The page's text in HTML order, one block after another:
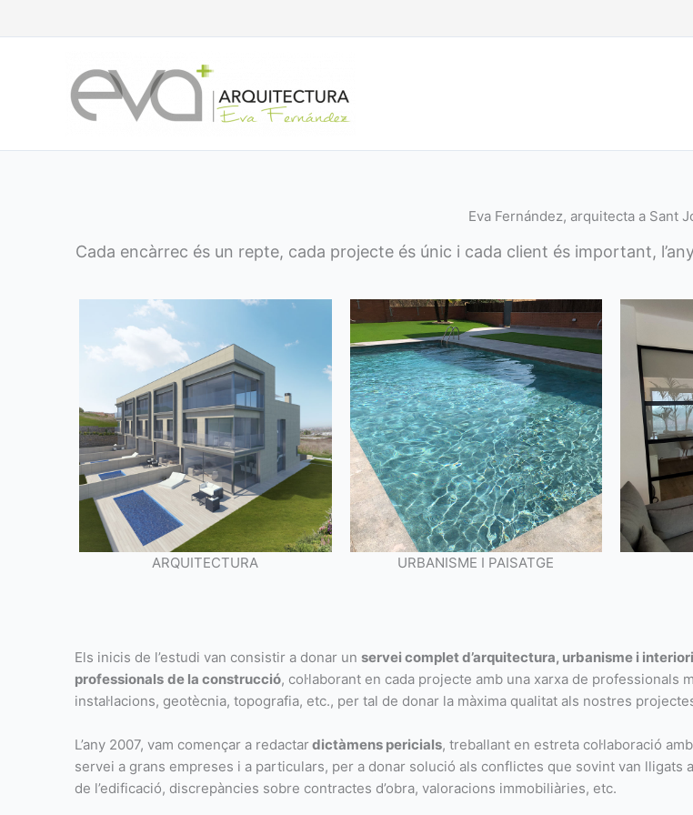
Eva Fernández, arquitecta a Sant
Cada encàrrec és un repte, cada projecte és únic i cada client és important,
ARQUITECTURA URBANISME I PAISATGE
Els inicis de l’estudi van consistir a donar un servei complet d’arquitectura, urbanisme i
professionals de la construcció, col·laborant en cada projecte amb una xarxa de professionals
instal·lacions, geotècnia, topografia, etc., per tal de donar la màxima qualitat als nostres
L’any 2007, vam començar a redactardictàmens pericials, treballant en estreta col·laboració
servei a grans empreses i a particulars, per a donar solució als conflictes que sovint van lligats
de l’edificació, discrepàncies sobre contractes d’obra, valoracions immobiliàries, etc.